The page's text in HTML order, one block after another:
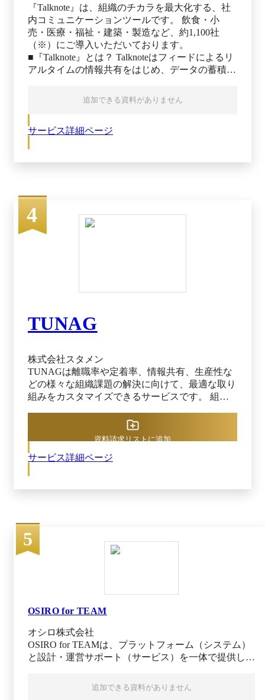
『Talknote』は、組織のチカラを最大化する、社
内コミュニケーションツールです。 飲食・小
売・医療・福祉・建築・製造など、約1,100社
（※）にご導入いただいております。
■『Talknote』とは？ Talknoteはフィードによるリ
アルタイムの情報共有をはじめ、データの蓄積や
発揮できる環境づくりをサポート。リアルタイム
な情報のアップデートや共有、データの蓄積と運
で働く一人ひとりのプレイヤーから組織を強くし
ディな情報共有と意思決定でPDCA向上 ＜情報の
資産化＞ 部署・拠点の壁を超えて効率的に情報
共有が可能 ＜見えないコストの削減＞ メール処
理や会議コスト、離職率の低減による採用コスト
可能ですので、安心してご利用いただけます。
覧）
サービス詳細ページ
追加できる資料がありません
4
TUNAG
株式会社スタメン
TUNAGは離職率や定着率、情報共有、生産性な
どの様々な組織課題の解決に向けて、最適な取り
組みをカスタマイズできるサービスです。 組織
までオールインワン。組織課題解決のPDCAを回
し、働きがいのある組織づくりを実現します。
社内プラットフォームに】 経営層や人事部がい
しています。だからこそ社員が日常的にTUNAG
にログインし、組織改善の取り組みも目に触れる
ため、効果を最大化しやすくなっています。 ス
マホアプリでもほとんどの機能が利用可能。社用
ョンを完結できます。 ＜日常的に使いやすい機
能が満載！＞ Web社内報／社内SNS／社内ポータ
／社長メッセージ／サンクスメッセージ／ワーク
フロー／社内チャット／福利厚生／社員プロフィ
ール／カレンダー／タスク依頼 etc... 【管理画面
組織改善、エンゲージメント向上の取り組みの成
サービス詳細ページ
資料請求リストに追加
5
OSIRO for TEAM
オシロ株式会社
OSIRO for TEAMは、プラットフォーム（システム）
と設計・運営サポート（サービス）を一体で提供し、
内コミュニティツールです。心理的安全性を高める
「吹き出し」「もじ絵」「ポイント」など独自の感情
追加できる資料がありません